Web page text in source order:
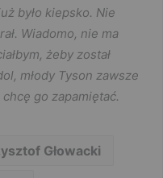
było kiepsko. Nie
Wiadomo, nie ma
żeby został
młody Tyson zawsze
go zapamiętać.
Głowacki